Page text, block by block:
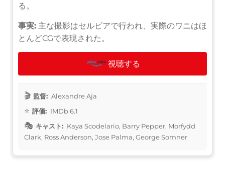
る。
事実: 主な撮影はセルビアで行われ、実際のワニはほ
とんどCGで表現された。
視聴する
監督: Alexandre Aja
評価: IMDb 6.1
キャスト: Kaya Scodelario, Barry Pepper, Morfydd
Clark, Ross Anderson, Jose Palma, George Somner